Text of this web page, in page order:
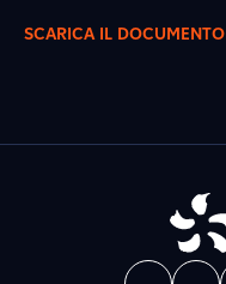
SCARICA IL DOCUMENTO